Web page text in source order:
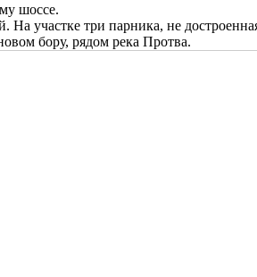
шоссе.
участке три парника, не
бору, рядом река Протва.